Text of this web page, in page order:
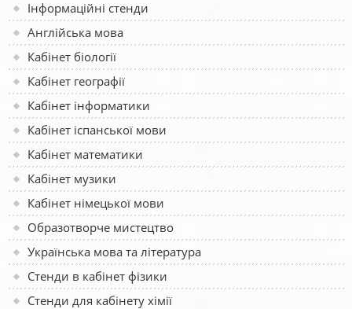
Інформаційні стенди
Англійська мова
Кабінет біології
Кабінет географії
Кабінет інформатики
Кабінет іспанської мови
Кабінет математики
Кабінет музики
Кабінет німецької мови
Образотворче мистецтво
Українська мова та література
Стенди в кабінет фізики
Стенди для кабінету хімії